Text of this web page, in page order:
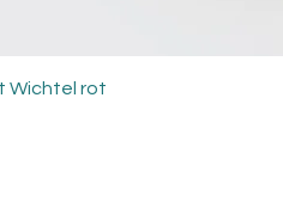
Wichtel rot